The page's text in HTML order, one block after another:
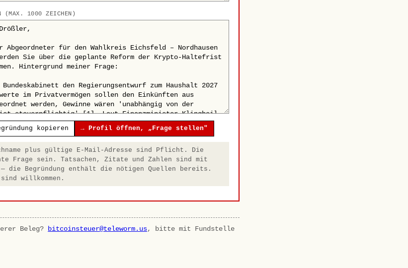
(MAX. 1000 ZEICHEN)
kopieren → Profil öffnen, „Frage stellen"
plus gültige E-Mail-Adresse sind Pflicht. Die
Frage sein. Tatsachen, Zitate und Zahlen sind mit
— die Begründung enthält die nötigen Quellen bereits.
sind willkommen.
Beleg? bitcoinsteuer@teleworm.us, bitte mit Fundstelle